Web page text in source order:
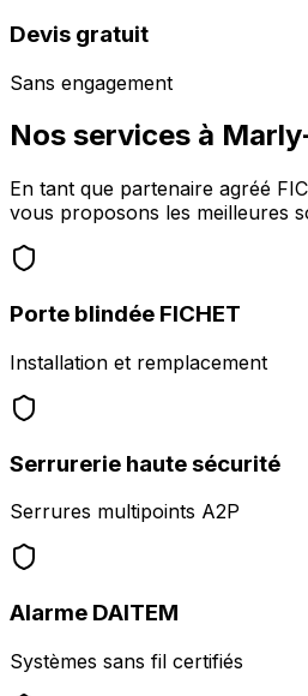
Devis gratuit
Sans engagement
Nos services à
En tant que partenaire agréé
vous proposons les meilleures
Porte blindée FICHET
Installation et remplacement
Serrurerie haute sécurité
Serrures multipoints A2P
Alarme DAITEM
Systèmes sans fil certifiés